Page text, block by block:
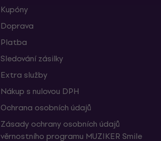
Kupóny
Doprava
Platba
Sledování zásilky
Extra služby
Nákup s nulovou DPH
Ochrana osobních údajů
Zásady ochrany osobních údajů
věrnostního programu MUZIKER Smile